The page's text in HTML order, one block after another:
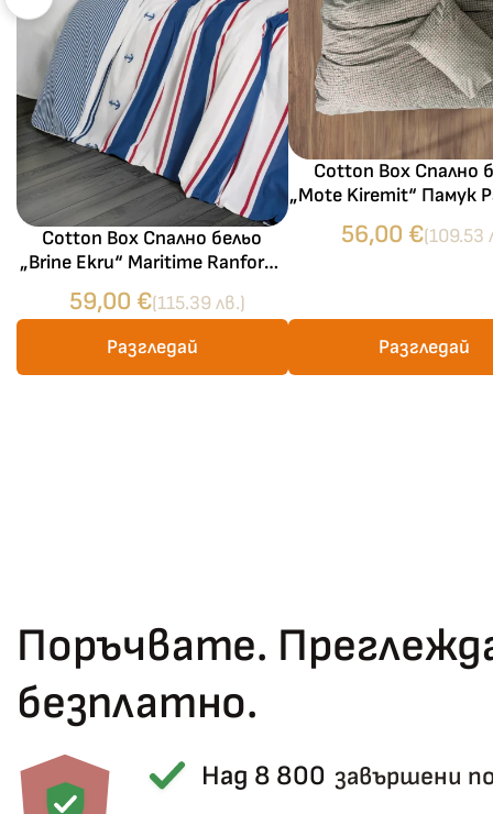
Cotton Box Спално бельо
„Brine Ekru“ Maritime Ranforce
– 100% памук – 4 части – за
спалня
59,00 €(115.39 лв.)
Разгледай
Cotton Box Спално
„Mote Kiremit“ Памук
– 4 части – за
56,00 €(109.53
Разгледай
Поръчвате.
безплатно.
Над 8 800 завършени